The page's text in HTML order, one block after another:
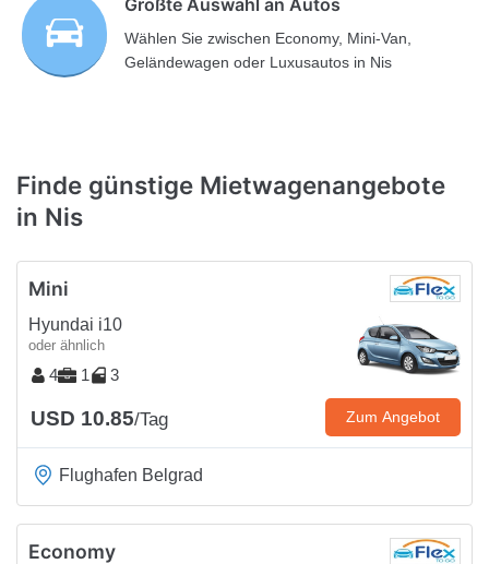
Wählen Sie zwischen Economy, Mini-Van,
Geländewagen oder Luxusautos in Nis
Finde günstige Mietwagenangebote
in Nis
Mini
Hyundai i10
oder ähnlich
4 1 3
USD 10.85/Tag Zum Angebot
Flughafen Belgrad
Economy